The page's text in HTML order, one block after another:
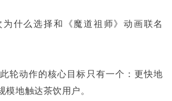
什么选择和《魔道祖师》动画联名
轮动作的核心目标只有一个：更快地
地触达茶饮用户。